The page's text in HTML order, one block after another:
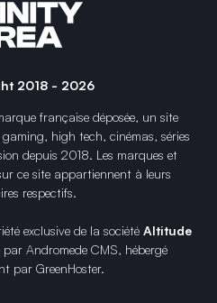
2018 - 2026
française déposée, un site
high tech, cinémas, séries
depuis 2018. Les marques et
ce site appartiennent à leurs
respectifs.
exclusive de la société Altitude
par Andromede CMS, hébergé
par GreenHoster.